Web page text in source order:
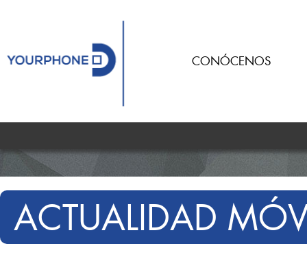
CONÓCENOS
ACTUALIDAD